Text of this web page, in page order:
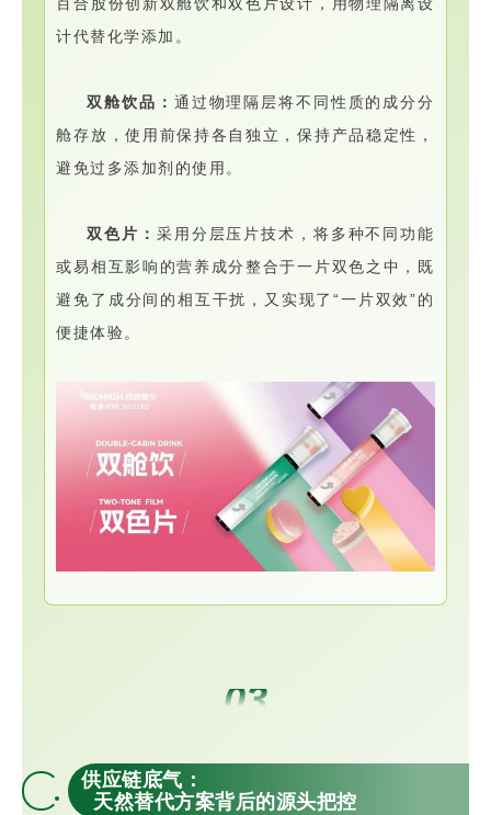
计代替化学添加。
双舱饮品： 通过物理隔层将不同性质的成分分
舱存放，使用前保持各自独立，保持产品稳定性，
避免过多添加剂的使用。
双色片： 采用分层压片技术，将多种不同功能
或易相互影响的营养成分整合于一片双色之中，既
避免了成分间的相互干扰，又实现了“一片双效”的
便捷体验。
03
供应链底气：
天然替代方案背后的源头把控